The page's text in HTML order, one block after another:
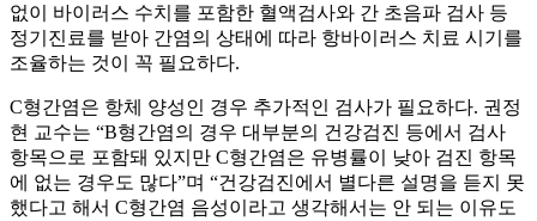
없이 바이러스 수치를 포함한 혈액검사와 간 초음파 검사 등
정기진료를 받아 간염의 상태에 따라 항바이러스 치료 시기를
조율하는 것이 꼭 필요하다.
C형간염은 항체 양성인 경우 추가적인 검사가 필요하다. 권정
현 교수는 “B형간염의 경우 대부분의 건강검진 등에서 검사
항목으로 포함돼 있지만 C형간염은 유병률이 낮아 검진 항목
에 없는 경우도 많다”며 “건강검진에서 별다른 설명을 듣지 못
했다고 해서 C형간염 음성이라고 생각해서는 안 되는 이유도